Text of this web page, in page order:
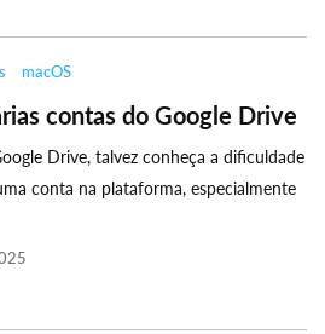
macOS
contas do Google Drive
Drive, talvez conheça a dificuldade
conta na plataforma, especialmente